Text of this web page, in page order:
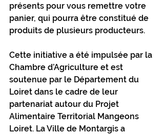
présents pour vous remettre votre
panier, qui pourra être constitué de
produits de plusieurs producteurs.
Cette initiative a été impulsée par la
Chambre d’Agriculture et est
soutenue par le Département du
Loiret dans le cadre de leur
partenariat autour du Projet
Alimentaire Territorial Mangeons
Loiret. La Ville de Montargis a